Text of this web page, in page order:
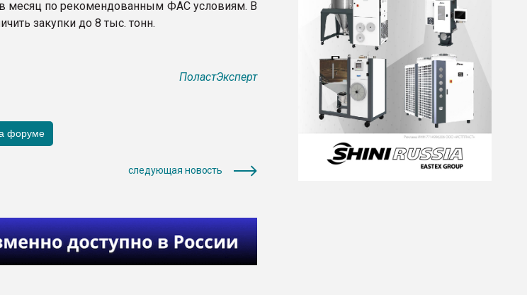
в месяц по рекомендованным ФАС условиям. В
закупки до 8 тыс. тонн.
ПоластЭксперт
следующая новость